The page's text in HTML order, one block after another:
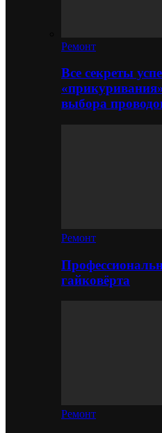
Ремонт
Все секреты
выбора
Ремонт
гайковёрта
Ремонт